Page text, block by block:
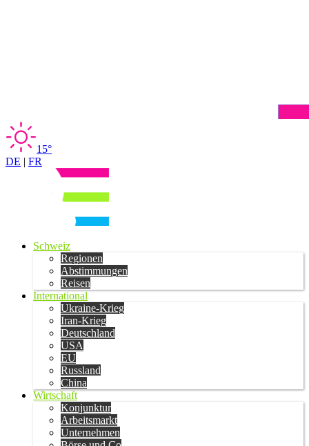
15°
DE | FR
Schweiz
Regionen
Abstimmungen
Reisen
International
Ukraine-Krieg
Iran-Krieg
Deutschland
USA
EU
Russland
China
Wirtschaft
Konjunktur
Arbeitsmarkt
Unternehmen